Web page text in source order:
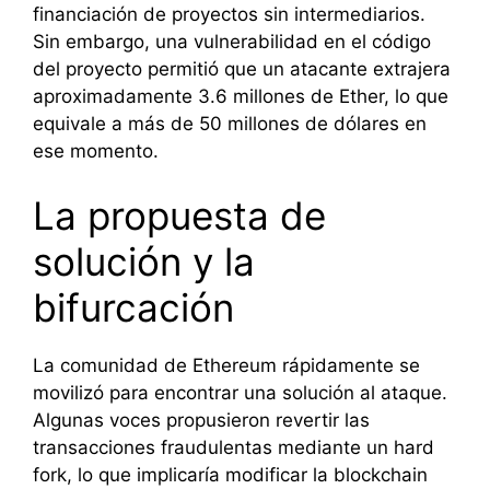
financiación de proyectos sin intermediarios.
Sin embargo, una vulnerabilidad en el código
del proyecto permitió que un atacante extrajera
aproximadamente 3.6 millones de Ether, lo que
equivale a más de 50 millones de dólares en
ese momento.
La propuesta de
solución y la
bifurcación
La comunidad de Ethereum rápidamente se
movilizó para encontrar una solución al ataque.
Algunas voces propusieron revertir las
transacciones fraudulentas mediante un hard
fork, lo que implicaría modificar la blockchain